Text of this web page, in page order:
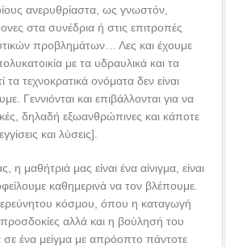
ανερυθρίαστα, ως γνωστόν,
στα συνέδρια ή στις επιτροπές
προβλημάτων… Λες και έχουμε
με τα υδραυλικά και τα
τα τεχνοκρατικά ονόματα δεν είναι
Γεννιόνται και επιβάλλονται για να
δηλαδή εξωανθρώπινες και κάποτε
και λύσεις].
η μαθήτριά μας είναι ένα αίνιγμα, είναι
καθημερινά να τον βλέπουμε.
κόσμου, όπου η καταγωγή
αλλά και η βούλησή του
ένα μείγμα με απρόοπτο πάντοτε